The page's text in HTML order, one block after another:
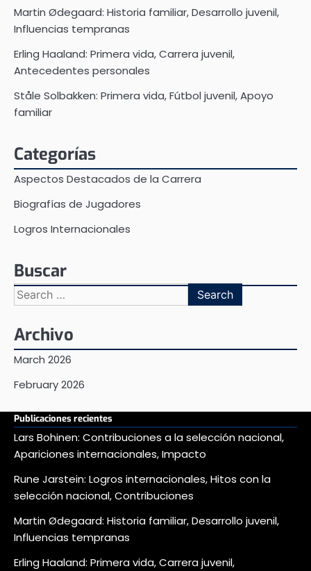
Martin Ødegaard: Historia familiar, Desarrollo juvenil,
Influencias tempranas
Erling Haaland: Primera vida, Carrera juvenil,
Antecedentes personales
Ståle Solbakken: Primera vida, Fútbol juvenil, Apoyo
familiar
Categorías
Aspectos Destacados de la Carrera
Biografías de Jugadores
Logros Internacionales
Buscar
Search
for:
Archivo
March 2026
February 2026
Publicaciones recientes
Lars Bohinen: Contribuciones a la selección nacional,
Apariciones internacionales, Impacto
Rune Jarstein: Logros internacionales, Hitos con la
selección nacional, Contribuciones
Martin Ødegaard: Historia familiar, Desarrollo juvenil,
Influencias tempranas
Erling Haaland: Primera vida, Carrera juvenil,